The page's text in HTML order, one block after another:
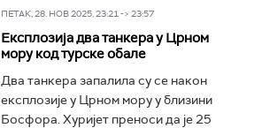
ПЕТАК, 28. НОВ 2025, 23:21 -> 23:57
Експлозија два танкера у Црном
мору код турске обале
Два танкера запалила су се након
експлозије у Црном мору у близини
Босфора. Хуријет преноси да је 25